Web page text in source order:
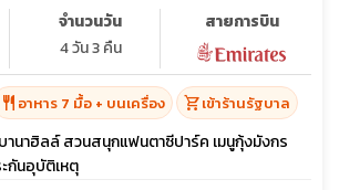
จำนวนวัน
4 วัน 3 คืน
สายการบิน
restaurant อาหาร 7 มื้อ + บนเครื่อง shopping_cartเข้าร้านรัฐบาล
บานาฮิลล์ สวนสนุกแฟนตาซีปาร์ค เมนูกุ้งมังกร
กันอุบัติเหตุ